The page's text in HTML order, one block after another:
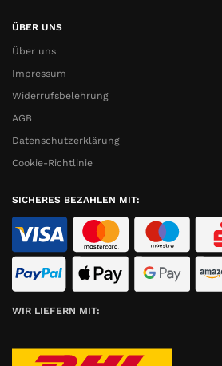
ÜBER UNS
Über uns
Impressum
Widerrufsbelehrung
AGB
Datenschutzerklärung
Cookie-Richtlinie
SICHERES BEZAHLEN MIT:
WIR LIEFERN MIT: